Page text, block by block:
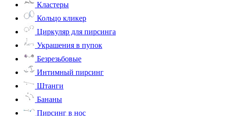
Кластеры
Кольцо кликер
Циркуляр для пирсинга
Украшения в пупок
Безрезьбовые
Интимный пирсинг
Штанги
Бананы
Пирсинг в нос